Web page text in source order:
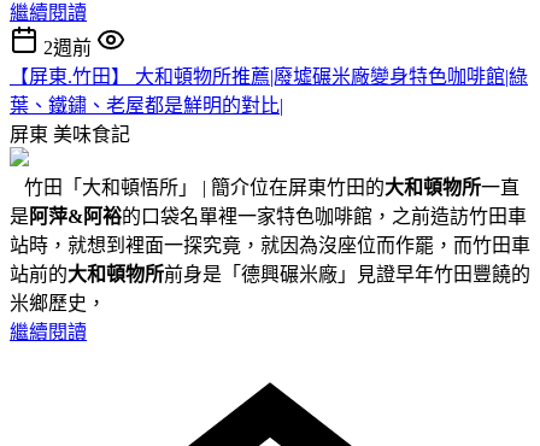
繼續閱讀
2週前
【屏東.竹田】 大和頓物所推薦|廢墟碾米廠變身特色咖啡館|綠
葉、鐵鏽、老屋都是鮮明的對比|
屏東 美味食記
竹田「大和頓悟所」 | 簡介位在屏東竹田的大和頓物所一直
是 阿萍&阿裕的口袋名單裡一家特色咖啡館，之前造訪竹田車
站時，就想到裡面一探究竟，就因為沒座位而作罷，而竹田車
站前的大和頓物所前身是「德興碾米廠」見證早年竹田豐饒的
米鄉歷史，
繼續閱讀